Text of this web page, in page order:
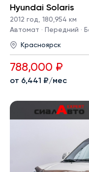
Hyundai Solaris
2012 год
180,954 км
Автомат · Передний ·
Красноярск
788,000 ₽
от 6,441 ₽/мес